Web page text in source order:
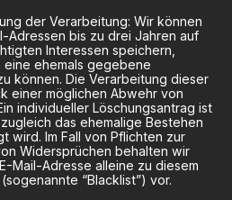
der Verarbeitung: Wir können
Adressen bis zu drei Jahren auf
Interessen speichern,
ehemals gegebene
können. Die Verarbeitung dieser
einer möglichen Abwehr von
individueller Löschungsantrag ist
das ehemalige Bestehen
wird. Im Fall von Pflichten zur
Widersprüchen behalten wir
Mail-Adresse alleine zu diesem
“Blacklist”) vor.